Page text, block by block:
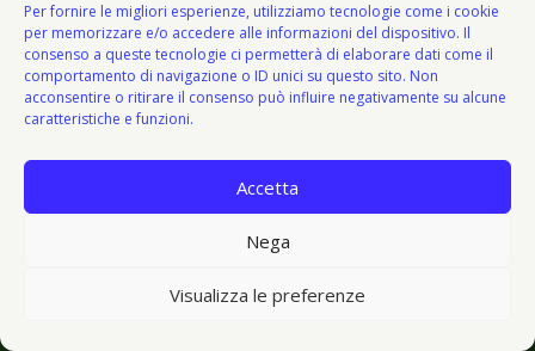
Per fornire le migliori esperienze, utilizziamo tecnologie come i cookie
per memorizzare e/o accedere alle informazioni del dispositivo. Il
consenso a queste tecnologie ci permetterà di elaborare dati come il
comportamento di navigazione o ID unici su questo sito. Non
acconsentire o ritirare il consenso può influire negativamente su alcune
caratteristiche e funzioni.
Accetta
Nega
Visualizza le preferenze
Bacheca del donatore
Kadence WP